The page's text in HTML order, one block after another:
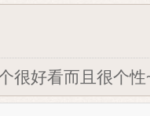
很好看而且很个